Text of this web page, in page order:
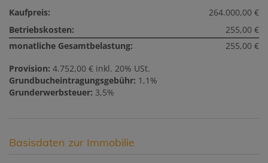
Kaufpreis:
264.000,00 €
Betriebskosten:
255,00 €
monatliche Gesamtbelastung:
255,00 €
Provision: 4.752,00 € inkl. 20% USt.
Grundbucheintragungsgebühr: 1,1%
Grunderwerbsteuer: 3,5%
Basisdaten zur Immobilie